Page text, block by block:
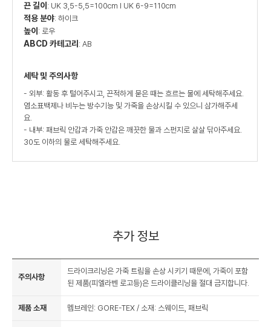
끈 길이 : UK 3,5-5,5=100cm I UK 6-9=110cm
적용 분야: 하이크
높이 : 로우
ABCD 카테고리 : AB
세탁 및 주의사항
- 외부: 활동 후 털어주시고, 끈적하게 묻은 때는 흐르는 물에 세탁해주세요.
염소표백제나 비누는 방수기능 및 가죽을 손상시킬 수 있으니 삼가해주세
요.
- 내부: 패브릭 안감과 가죽 안감은 깨끗한 물과 스펀지로 살살 닦아주세요.
30도 이하의 물로 세탁해주세요.
추가 정보
주의사항
드라이크리닝은 가죽 트림을 손상 시키기 때문에, 가죽이 포함
된 제품(피엘라벤 로고등)은 드라이클리닝을 절대 금지합니다.
제품 소재 멤브레인: GORE-TEX / 소재: 스웨이드, 패브릭